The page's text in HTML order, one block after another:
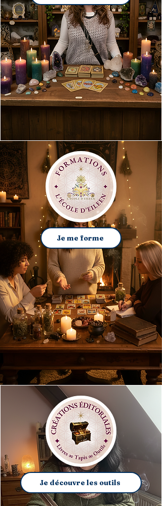
Je me forme
Je découvre les outils